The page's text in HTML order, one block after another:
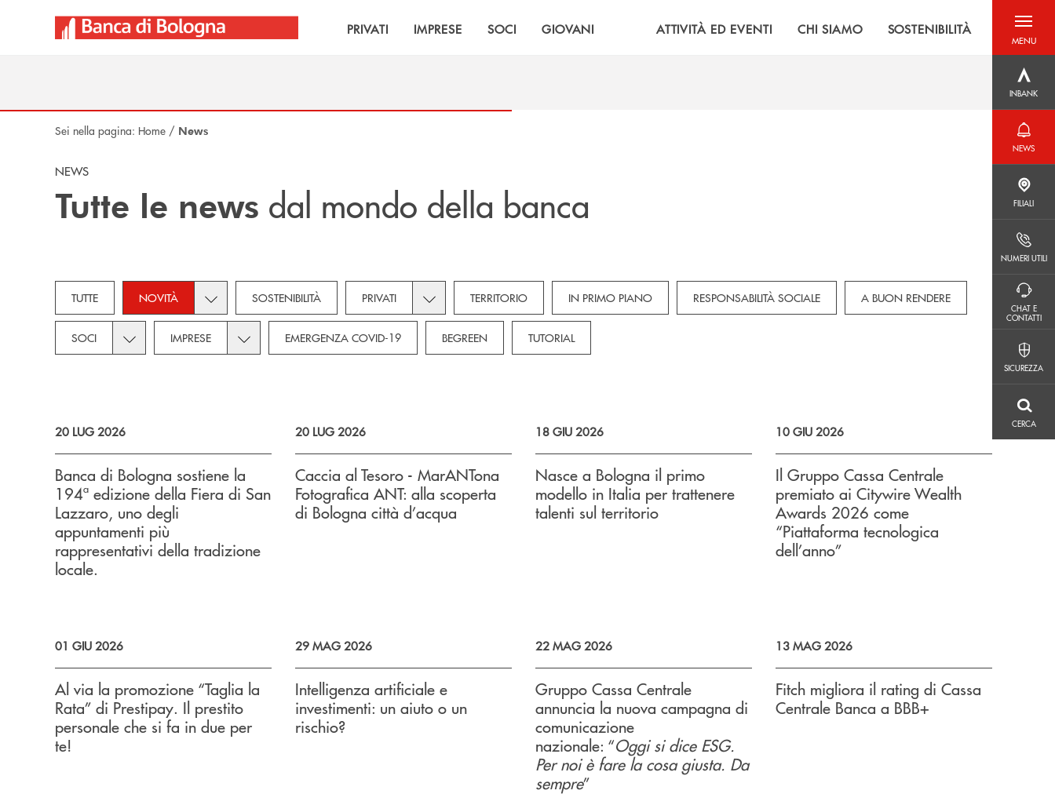
PRIVATI IMPRESE SOCI GIOVANI ATTIVITÀ ED EVENTI CHI SIAMO SOSTENIBILITÀ
MENU
menu
INBANK
NEWS
FILIALI
NUMERI UTILI
CHAT E
CONTATTI
CHAT E CONTATTI
SICUREZZA
CERCA
Sei nella pagina: Home / News
NEWS
Tutte le news dal mondo della banca
TUTTE NOVITÀ Toggle subcategories dropdown for Novità
SOSTENIBILITÀ PRIVATI Toggle subcategories dropdown for Privati
TERRITORIO IN PRIMO PIANO RESPONSABILITÀ SOCIALE A BUON RENDERE
SOCI Toggle subcategories dropdown for Soci
IMPRESE Toggle subcategories dropdown for Imprese
EMERGENZA COVID-19 BEGREEN TUTORIAL
20 LUG 2026
Banca di Bologna sostiene la
194ª edizione della Fiera di San
Lazzaro, uno degli
appuntamenti più
rappresentativi della tradizione
locale.
20 LUG 2026
Caccia al Tesoro - MarANTona
Fotografica ANT: alla scoperta
di Bologna città d’acqua
18 GIU 2026
Nasce a Bologna il primo
modello in Italia per trattenere
talenti sul territorio
10 GIU 2026
Il Gruppo Cassa Centrale
premiato ai Citywire Wealth
Awards 2026 come
“Piattaforma tecnologica
dell’anno”
01 GIU 2026
Al via la promozione “Taglia la
Rata” di Prestipay. Il prestito
personale che si fa in due per
te!
29 MAG 2026
Intelligenza artificiale e
investimenti: un aiuto o un
rischio?
22 MAG 2026
Gruppo Cassa Centrale
annuncia la nuova campagna di
comunicazione
nazionale: “Oggi si dice ESG.
Per noi è fare la cosa giusta. Da
sempre”
13 MAG 2026
Fitch migliora il rating di Cassa
Centrale Banca a BBB+